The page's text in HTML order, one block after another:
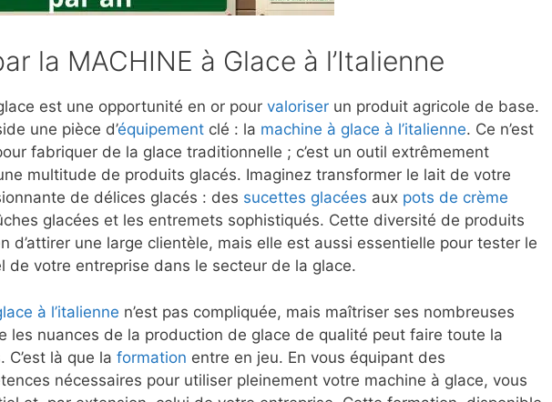
la MACHINE à Glace à l’Italienne
est une opportunité en or pour valoriser un produit agricole de base.
une pièce d’équipement clé : la machine à glace à l’italienne. Ce n’est
fabriquer de la glace traditionnelle ; c’est un outil extrêmement
multitude de produits glacés. Imaginez transformer le lait de votre
de délices glacés : des sucettes glacées aux pots de crème
glacées et les entremets sophistiqués. Cette diversité de produits
d’attirer une large clientèle, mais elle est aussi essentielle pour tester le
de votre entreprise dans le secteur de la glace.
à l’italienne n’est pas compliquée, mais maîtriser ses nombreuses
les nuances de la production de glace de qualité peut faire toute la
là que la formation entre en jeu. En vous équipant des
nécessaires pour utiliser pleinement votre machine à glace, vous